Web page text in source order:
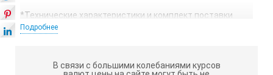
*Технические характеристики и комплект поставки
оборудования могут быть изменены производителем
Подробнее
В связи с большими колебаниями курсов